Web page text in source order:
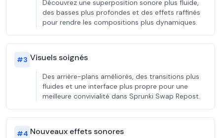
Découvrez une superposition sonore plus fluide,
des basses plus profondes et des effets raffinés
pour rendre les compositions plus dynamiques.
#3 Visuels soignés
Des arrière-plans améliorés, des transitions plus
fluides et une interface plus propre pour une
meilleure convivialité dans Sprunki Swap Repost.
#4 Nouveaux effets sonores